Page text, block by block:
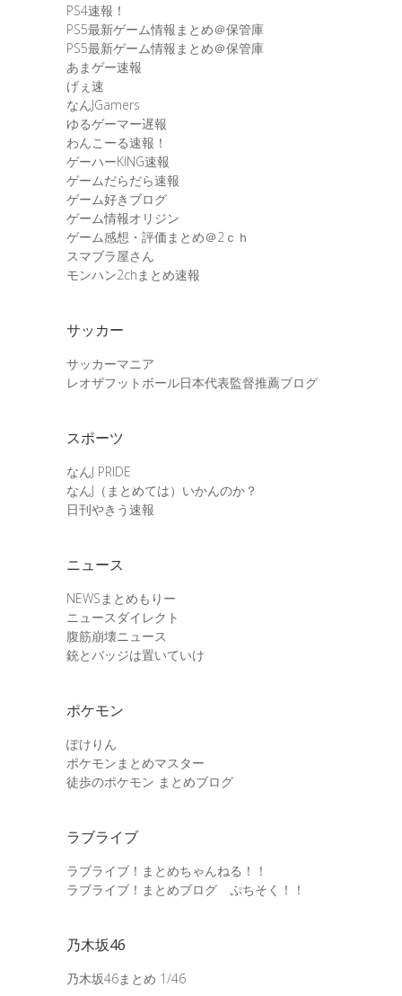
PS4速報！
PS5最新ゲーム情報まとめ＠保管庫
PS5最新ゲーム情報まとめ＠保管庫
あまゲー速報
げぇ速
なんJGamers
ゆるゲーマー遅報
わんこーる速報！
ゲーハーKING速報
ゲームだらだら速報
ゲーム好きブログ
ゲーム情報オリジン
ゲーム感想・評価まとめ＠2ｃｈ
スマブラ屋さん
モンハン2chまとめ速報
サッカー
サッカーマニア
レオザフットボール日本代表監督推薦ブログ
スポーツ
なんJ PRIDE
なんJ（まとめては）いかんのか？
日刊やきう速報
ニュース
NEWSまとめもりー
ニュースダイレクト
腹筋崩壊ニュース
銃とバッジは置いていけ
ポケモン
ぽけりん
ポケモンまとめマスター
徒歩のポケモン まとめブログ
ラブライブ
ラブライブ！まとめちゃんねる！！
ラブライブ！まとめブログ ぷちそく！！
乃木坂46
乃木坂46まとめ 1/46